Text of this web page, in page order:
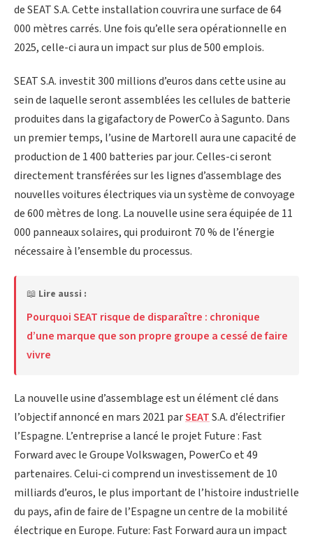
de SEAT S.A. Cette installation couvrira une surface de 64
000 mètres carrés. Une fois qu’elle sera opérationnelle en
2025, celle-ci aura un impact sur plus de 500 emplois.
SEAT S.A. investit 300 millions d’euros dans cette usine au
sein de laquelle seront assemblées les cellules de batterie
produites dans la gigafactory de PowerCo à Sagunto. Dans
un premier temps, l’usine de Martorell aura une capacité de
production de 1 400 batteries par jour. Celles-ci seront
directement transférées sur les lignes d’assemblage des
nouvelles voitures électriques via un système de convoyage
de 600 mètres de long. La nouvelle usine sera équipée de 11
000 panneaux solaires, qui produiront 70 % de l’énergie
nécessaire à l’ensemble du processus.
📖 Lire aussi :
Pourquoi SEAT risque de disparaître : chronique
d’une marque que son propre groupe a cessé de faire
vivre
La nouvelle usine d’assemblage est un élément clé dans
l’objectif annoncé en mars 2021 parSEATS.A. d’électrifier
l’Espagne. L’entreprise a lancé le projet Future : Fast
Forward avec le Groupe Volkswagen, PowerCo et 49
partenaires. Celui-ci comprend un investissement de 10
milliards d’euros, le plus important de l’histoire industrielle
du pays, afin de faire de l’Espagne un centre de la mobilité
électrique en Europe. Future: Fast Forward aura un impact